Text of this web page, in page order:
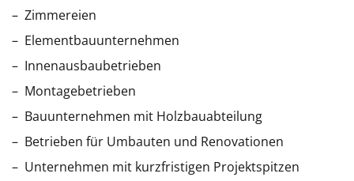
Zimmereien
Elementbauunternehmen
Innenausbaubetrieben
Montagebetrieben
Bauunternehmen mit Holzbauabteilung
Betrieben für Umbauten und Renovationen
Unternehmen mit kurzfristigen Projektspitzen